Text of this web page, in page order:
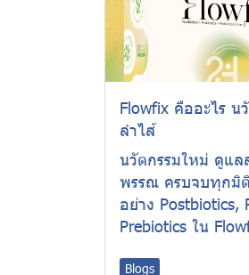
Flowfix คืออะไร น
ลำไส้
นวัตกรรมใหม่ ดูแ
พรรณ ครบจบทุกมิ
อย่าง Postbiotics,
Prebiotics ใน
Blogs